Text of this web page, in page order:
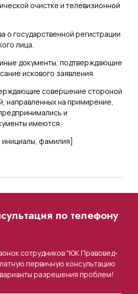
очистке и телевизионной
о государственной регистрации
лица.
документы, подтверждающие
искового заявления.
совершение стороной
направленных на примирение,
и
имеются.
фамилия]
по телефону
сотрудников "ЮК Правовед-
первичную консультацию
разрешения проблем!